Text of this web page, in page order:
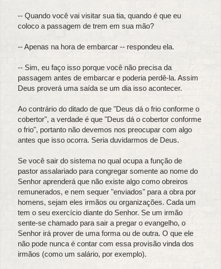
-- Quando você vai visitar sua tia, quando é que eu
coloco a passagem de trem em sua mão?
-- Apenas na hora de embarcar -- respondeu ela.
-- Sim, eu faço isso porque você não precisa da
passagem antes de embarcar e poderia perdê-la. Assim
Deus proverá uma saída se um dia isso acontecer.
Ao contrário do ditado de que "Deus dá o frio conforme o
cobertor", a verdade é que "Deus dá o cobertor conforme
o frio", portanto não devemos nos preocupar com algo
antes que isso ocorra. Seria duvidarmos de Deus.
Se você sair do sistema no qual ocupa a função de
pastor assalariado para congregar somente ao nome do
Senhor aprenderá que não existe algo como obreiros
remunerados, e nem sequer "enviados" para a obra por
homens, sejam eles irmãos ou organizações. Cada um
tem o seu exercício diante do Senhor. Se um irmão
sente-se chamado para sair a pregar o evangelho, o
Senhor irá prover de uma forma ou de outra. O que ele
não pode nunca é contar com essa provisão vinda dos
irmãos (como um salário, por exemplo).